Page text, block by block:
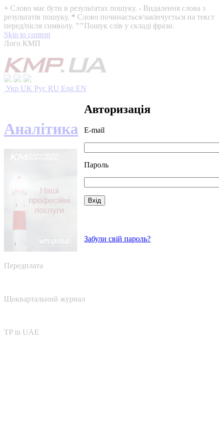
+ Слово має бути в результатах пошуку. - Видалення слова з
результатів пошуку. * Слово починається/закінчується на текст
перед/після символу. ""Пошук слів у складі фрази.
Skip to content
Лого КМП
Укр UK Рус RU Eng EN
Авторизація
E-mail
Пароль
Забули свій пароль?
Аналітика
Передплата
Щоквартальний журнал
TP in UAE